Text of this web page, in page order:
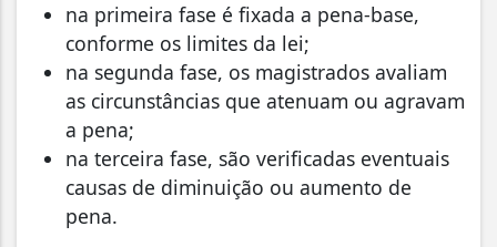
na primeira fase é fixada a pena-base,
conforme os limites da lei;
na segunda fase, os magistrados avaliam
as circunstâncias que atenuam ou agravam
a pena;
na terceira fase, são verificadas eventuais
causas de diminuição ou aumento de
pena.